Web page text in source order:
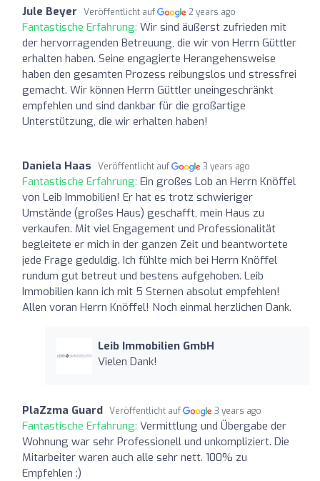
Jule Beyer Veröffentlicht auf 2 years ago
Fantastische Erfahrung: Wir sind äußerst zufrieden mit
der hervorragenden Betreuung, die wir von Herrn Güttler
erhalten haben. Seine engagierte Herangehensweise
haben den gesamten Prozess reibungslos und stressfrei
gemacht. Wir können Herrn Güttler uneingeschränkt
empfehlen und sind dankbar für die großartige
Unterstützung, die wir erhalten haben!
Daniela Haas Veröffentlicht auf 3 years ago
Fantastische Erfahrung: Ein großes Lob an Herrn Knöffel
von Leib Immobilien! Er hat es trotz schwieriger
Umstände (großes Haus) geschafft, mein Haus zu
verkaufen. Mit viel Engagement und Professionalität
begleitete er mich in der ganzen Zeit und beantwortete
jede Frage geduldig. Ich fühlte mich bei Herrn Knöffel
rundum gut betreut und bestens aufgehoben. Leib
Immobilien kann ich mit 5 Sternen absolut empfehlen!
Allen voran Herrn Knöffel! Noch einmal herzlichen Dank.
Leib Immobilien GmbH
Vielen Dank!
PlaZzma Guard Veröffentlicht auf 3 years ago
Fantastische Erfahrung: Vermittlung und Übergabe der
Wohnung war sehr Professionell und unkompliziert. Die
Mitarbeiter waren auch alle sehr nett. 100% zu
Empfehlen :)